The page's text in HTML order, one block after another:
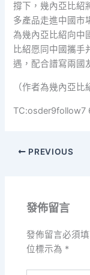
撐下，幾內亞比紹
多產品走進中國市
為幾內亞比紹向中
比紹愿同中國攜手
遇，配合譜寫兩國
（作者為幾內亞比
PREVIOUS
發佈留言
發佈留言必須
位標示為 *